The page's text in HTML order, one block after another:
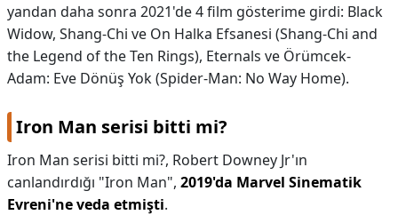
yandan daha sonra 2021'de 4 film gösterime girdi: Black
Widow, Shang-Chi ve On Halka Efsanesi (Shang-Chi and
the Legend of the Ten Rings), Eternals ve Örümcek-
Adam: Eve Dönüş Yok (Spider-Man: No Way Home).
Iron Man serisi bitti mi?
Iron Man serisi bitti mi?, Robert Downey Jr'ın
canlandırdığı "Iron Man", 2019'da Marvel Sinematik
Evreni'ne veda etmişti.